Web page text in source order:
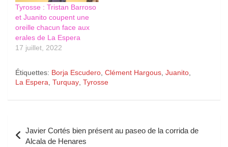
Tyrosse : Tristan Barroso
et Juanito coupent une
oreille chacun face aux
erales de La Espera
17 juillet, 2022
Étiquettes: Borja Escudero Clément Hargous Juanito
La Espera Turquay Tyrosse
de
Javier Cortés bien présent au paseo de la corrida de
Alcala de Henares